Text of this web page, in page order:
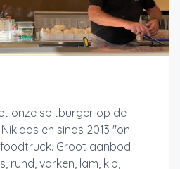
onze spitburger op de
en sinds 2013 "on
Groot aanbod
rund, varken, lam, kip,